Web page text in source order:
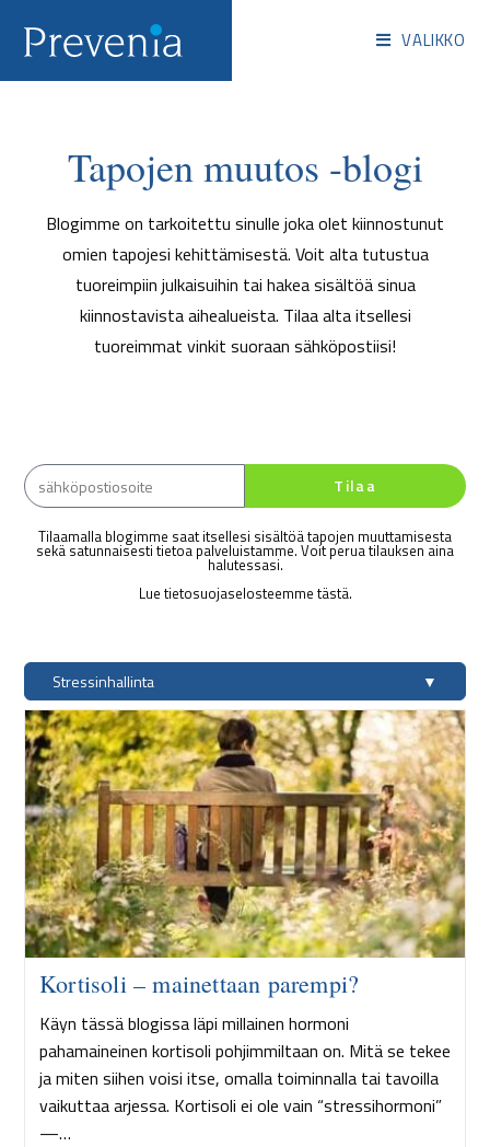
VALIKKO
Tapojen muutos -blogi
Blogimme on tarkoitettu sinulle joka olet kiinnostunut
omien tapojesi kehittämisestä. Voit alta tutustua
tuoreimpiin julkaisuihin tai hakea sisältöä sinua
kiinnostavista aihealueista. Tilaa alta itsellesi
tuoreimmat vinkit suoraan sähköpostiisi!
Tilaa
Tilaamalla blogimme saat itsellesi sisältöä tapojen muuttamisesta
sekä satunnaisesti tietoa palveluistamme. Voit perua tilauksen aina
halutessasi.
Lue tietosuojaselosteemme tästä.
Stressinhallinta ▼
Kortisoli – mainettaan parempi?
Käyn tässä blogissa läpi millainen hormoni
pahamaineinen kortisoli pohjimmiltaan on. Mitä se tekee
ja miten siihen voisi itse, omalla toiminnalla tai tavoilla
vaikuttaa arjessa. Kortisoli ei ole vain “stressihormoni”
—…